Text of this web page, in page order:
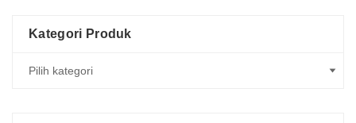
Kategori Produk